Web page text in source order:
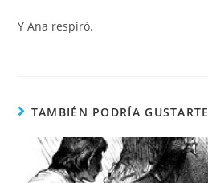
Y Ana respiró.
TAMBIÉN PODRÍA GUSTARTE